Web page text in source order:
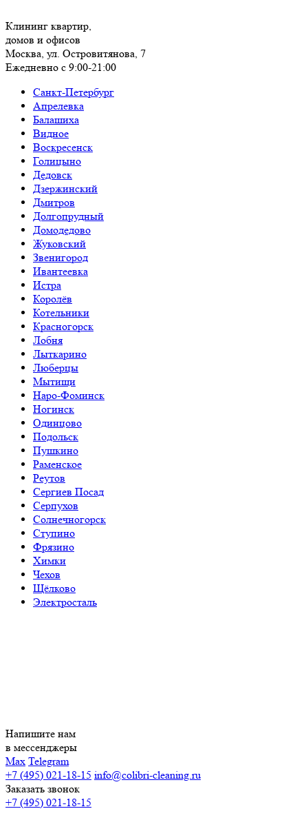
Клининг квартир,
домов и офисов
Москва, ул. Островитянова, 7
Ежедневно с 9:00-21:00
Санкт-Петербург
Апрелевка
Балашиха
Видное
Воскресенск
Голицыно
Дедовск
Дзержинский
Дмитров
Долгопрудный
Домодедово
Жуковский
Звенигород
Ивантеевка
Истра
Королёв
Котельники
Красногорск
Лобня
Лыткарино
Люберцы
Мытищи
Наро-Фоминск
Ногинск
Одинцово
Подольск
Пушкино
Раменское
Реутов
Сергиев Посад
Серпухов
Солнечногорск
Ступино
Фрязино
Химки
Чехов
Щёлково
Электросталь
Напишите нам
в мессенджеры
Max Telegram
+7 (495) 021-18-15 info@colibri-cleaning.ru
Заказать звонок
+7 (495) 021-18-15